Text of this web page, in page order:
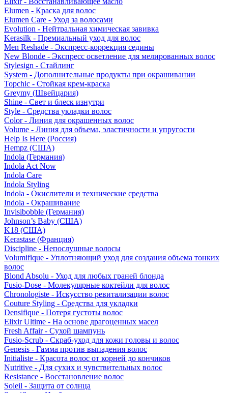
Elumen - Краска для волос
Elumen Care - Уход за волосами
Evolution - Нейтральная химическая завивка
Kerasilk - Премиальный уход для волос
Men Reshade - Экспресс-коррекция седины
New Blonde - Экспресс осветление для мелированных волос
Stylesign - Стайлинг
System - Дополнительные продукты при окрашивании
Topchic - Стойкая крем-краска
Greymy (Швейцария)
Shine - Свет и блеск изнутри
Style - Средства укладки волос
Color - Линия для окрашенных волос
Volume - Линия для объема, эластичности и упругости
Help Is Here (Россия)
Hempz (США)
Indola (Германия)
Indola Act Now
Indola Care
Indola Styling
Indola - Окислители и технические средства
Indola - Окрашивание
Invisibobble (Германия)
Johnson’s Baby (США)
K18 (США)
Kerastase (Франция)
Discipline - Непослушные волосы
Volumifique - Уплотняющий уход для создания объема тонких
волос
Blond Absolu - Уход для любых граней блонда
Fusio-Dose - Молекулярные коктейли для волос
Chronologiste - Искусство ревитализации волос
Couture Styling - Средства для укладки
Densifique - Потеря густоты волос
Elixir Ultime - На основе драгоценных масел
Fresh Affair - Сухой шампунь
Fusio-Scrub - Скраб-уход для кожи головы и волос
Genesis - Гамма против выпадения волос
Initialiste - Красота волос от корней до кончиков
Nutritive - Для сухих и чувствительных волос
Resistance - Восстановление волос
Soleil - Защита от солнца